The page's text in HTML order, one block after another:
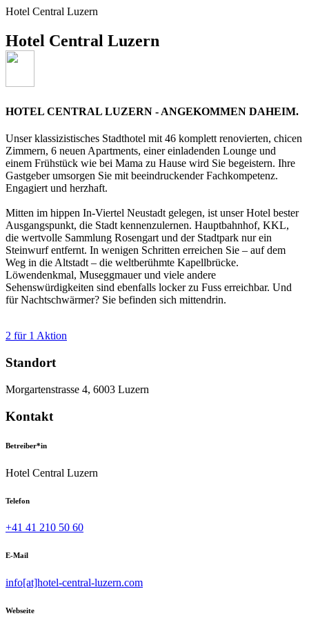
Hotel Central Luzern
Hotel Central Luzern
HOTEL CENTRAL LUZERN - ANGEKOMMEN DAHEIM.
Unser klassizistisches Stadthotel mit 46 komplett renovierten, chicen
Zimmern, 6 neuen Apartments, einer einladenden Lounge und
einem Frühstück wie bei Mama zu Hause wird Sie begeistern. Ihre
Gastgeber umsorgen Sie mit beeindruckender Fachkompetenz.
Engagiert und herzhaft.
Mitten im hippen In-Viertel Neustadt gelegen, ist unser Hotel bester
Ausgangspunkt, die Stadt kennenzulernen. Hauptbahnhof, KKL,
die wertvolle Sammlung Rosengart und der Stadtpark nur ein
Steinwurf entfernt. In wenigen Schritten erreichen Sie – auf dem
Weg in die Altstadt – die weltberühmte Kapellbrücke.
Löwendenkmal, Museggmauer und viele andere
Sehenswürdigkeiten sind ebenfalls locker zu Fuss erreichbar. Und
für Nachtschwärmer? Sie befinden sich mittendrin.
2 für 1 Aktion
Standort
Morgartenstrasse 4, 6003 Luzern
Kontakt
Betreiber*in
Hotel Central Luzern
Telefon
+41 41 210 50 60
E-Mail
info[at]hotel-central-luzern.com
Webseite